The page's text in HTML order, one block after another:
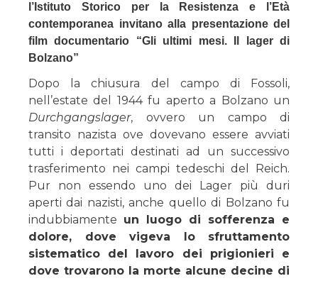
l’Istituto Storico per la Resistenza e l’Età
contemporanea invitano alla presentazione del
film documentario “Gli ultimi mesi. Il lager di
Bolzano”
Dopo la chiusura del campo di Fossoli,
nell’estate del 1944 fu aperto a Bolzano un
Durchgangslager, ovvero un campo di
transito nazista ove dovevano essere avviati
tutti i deportati destinati ad un successivo
trasferimento nei campi tedeschi del Reich.
Pur non essendo uno dei Lager più duri
aperti dai nazisti, anche quello di Bolzano fu
indubbiamente un luogo di sofferenza e
dolore, dove vigeva lo sfruttamento
sistematico del lavoro dei prigionieri e
dove trovarono la morte alcune decine di